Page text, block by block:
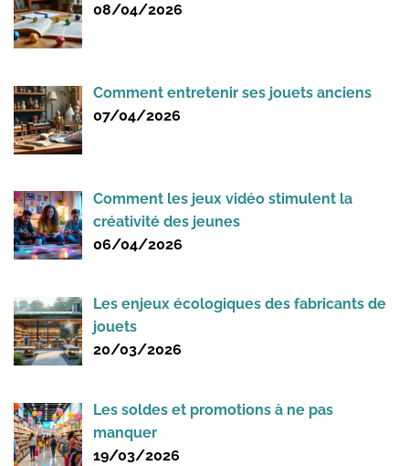
08/04/2026
Comment entretenir ses jouets anciens
07/04/2026
Comment les jeux vidéo stimulent la
créativité des jeunes
06/04/2026
Les enjeux écologiques des fabricants de
jouets
20/03/2026
Les soldes et promotions à ne pas
manquer
19/03/2026